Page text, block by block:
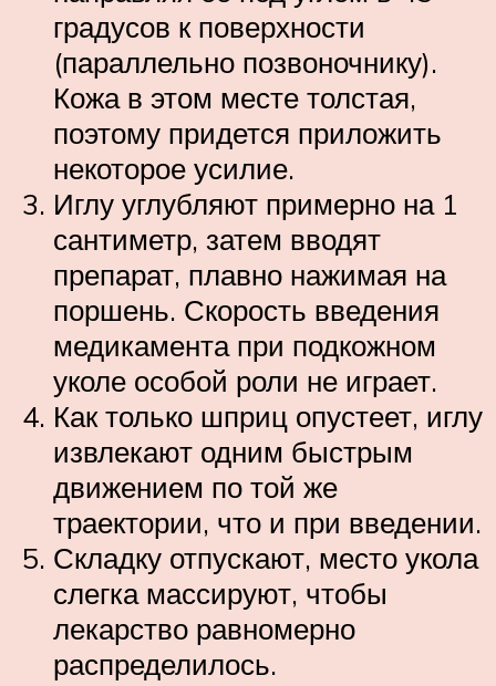
градусов к поверхности
(параллельно позвоночнику).
Кожа в этом месте толстая,
поэтому придется приложить
некоторое усилие.
Иглу углубляют примерно на 1
сантиметр, затем вводят
препарат, плавно нажимая на
поршень. Скорость введения
медикамента при подкожном
уколе особой роли не играет.
Как только шприц опустеет, иглу
извлекают одним быстрым
движением по той же
траектории, что и при введении.
Складку отпускают, место укола
слегка массируют, чтобы
лекарство равномерно
распределилось.